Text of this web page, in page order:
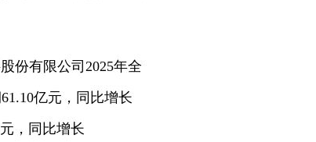
份有限公司2025年全
亿元，同比增长
，同比增长